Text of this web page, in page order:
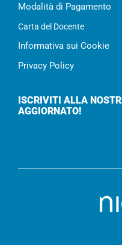
Modalità di Pagamento
Carta del Docente
Informativa sui Cookie
Privacy Policy
ISCRIVITI ALLA
AGGIORNATO!